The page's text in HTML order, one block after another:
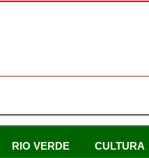
RIO VERDE CULTURA